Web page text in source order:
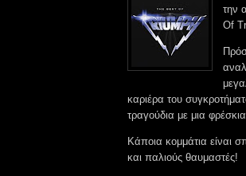
την
Of
καριέρα του
τραγούδια με μια
Κάποια κομμάτια είναι
και παλιούς θαυμαστές!